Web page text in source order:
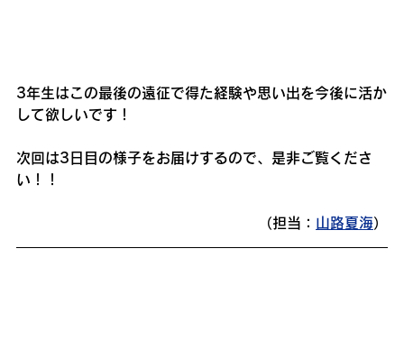
3年生はこの最後の遠征で得た経験や思い出を今後に活か
して欲しいです！
次回は3日目の様子をお届けするので、是非ご覧くださ
い！！
（担当： 山路夏海）